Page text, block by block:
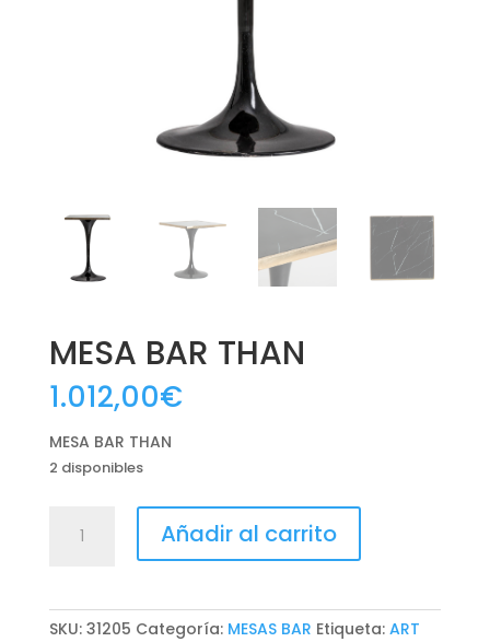
MESA BAR THAN
1.012,00€
MESA BAR THAN
2 disponibles
Añadir al carrito
SKU: 31205 Categoría: MESAS BAR Etiqueta: ART